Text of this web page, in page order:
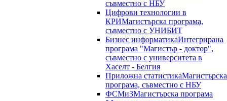
съвместно с НБУ
Цифрови технологии в
КРИМагистърска програма,
съвместно с УНИБИТ
Бизнес информатикаИнтегрирана
програма "Магистър - доктор",
съвместно с университета в
Хаселт - Белгия
Приложна статистикаМагистърска
програма, съвместно с НБУ
ФСМиЗМагистърска програма